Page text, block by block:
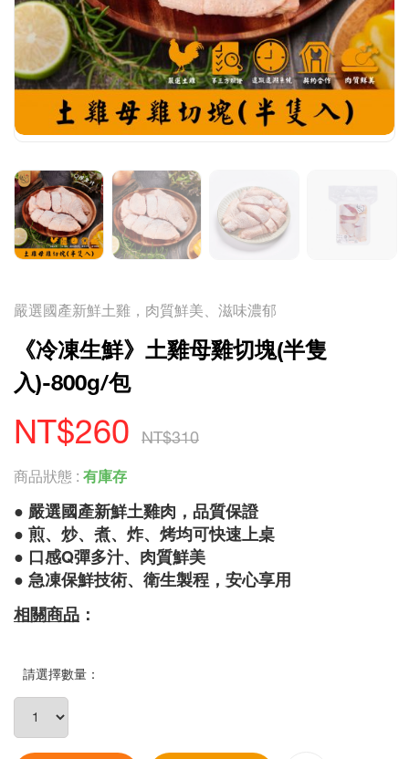
嚴選國產新鮮土雞，肉質鮮美、滋味濃郁
《冷凍生鮮》土雞母雞切塊(半隻
入)-800g/包
NT$260 NT$310
商品狀態 : 有庫存
● 嚴選國產新鮮土雞肉，品質保證
● 煎、炒、煮、炸、烤均可快速上桌
● 口感Q彈多汁、肉質鮮美
● 急凍保鮮技術、衛生製程，安心享用
相關商品 ：
請選擇數量：